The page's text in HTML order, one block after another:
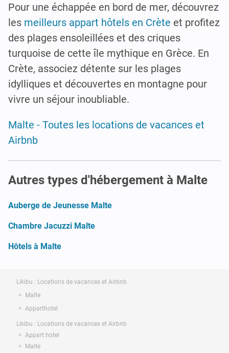
Pour une échappée en bord de mer, découvrez
les meilleurs appart hôtels en Crète et profitez
des plages ensoleillées et des criques
turquoise de cette île mythique en Grèce. En
Crète, associez détente sur les plages
idylliques et découvertes en montagne pour
vivre un séjour inoubliable.
Malte - Toutes les locations de vacances et
Airbnb
Autres types d'hébergement à Malte
Auberge de Jeunesse Malte
Chambre Jacuzzi Malte
Hôtels à Malte
Likibu : Locations de vacances et Airbnb
Malte
Apparthotel
Likibu : Locations de vacances et Airbnb
Appart hotel
Malte